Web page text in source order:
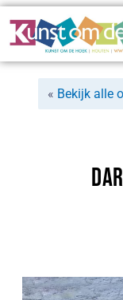
« Bekijk alle